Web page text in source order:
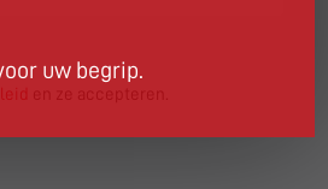
en ze accepteren.
uw begrip.